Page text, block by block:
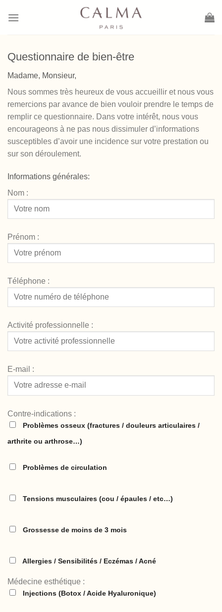
Questionnaire de bien-être
Madame, Monsieur,
Nous sommes très heureux de vous accueillir et nous vous
remercions par avance de bien vouloir prendre le temps de
remplir ce questionnaire. Dans votre intérêt, nous vous
encourageons à ne pas nous dissimuler d’informations
susceptibles d’avoir une incidence sur votre prestation ou
sur son déroulement.
Informations générales:
Nom :
Prénom :
Téléphone :
Activité professionnelle :
E-mail :
Contre-indications :
Problèmes osseux (fractures / douleurs articulaires /
arthrite ou arthrose…)
Problèmes de circulation
Tensions musculaires (cou / épaules / etc…)
Grossesse de moins de 3 mois
Allergies / Sensibilités / Eczémas / Acné
Médecine esthétique :
Injections (Botox / Acide Hyaluronique)